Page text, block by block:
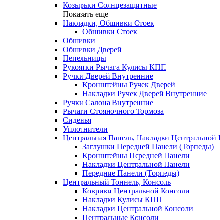
Козырьки Солнцезащитные
Показать еще
Накладки, Обшивки Стоек
Обшивки Стоек
Обшивки
Обшивки Дверей
Пепельницы
Рукоятки Рычага Кулисы КПП
Ручки Дверей Внутренние
Кронштейны Ручек Дверей
Накладки Ручек Дверей Внутренние
Ручки Салона Внутренние
Рычаги Стояночного Тормоза
Сиденья
Уплотнители
Центральная Панель, Накладки Центральной
Заглушки Передней Панели (Торпеды)
Кронштейны Передней Панели
Накладки Центральной Панели
Передние Панели (Торпеды)
Центральный Тоннель, Консоль
Коврики Центральной Консоли
Накладки Кулисы КПП
Накладки Центральной Консоли
Центральные Консоли